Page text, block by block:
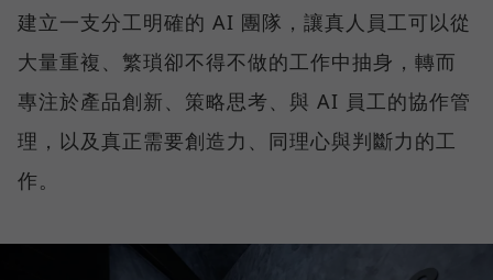
建立一支分工明確的 AI 團隊，讓真人員工可以從
大量重複、繁瑣卻不得不做的工作中抽身，轉而
專注於產品創新、策略思考、與 AI 員工的協作管
理，以及真正需要創造力、同理心與判斷力的工
作。